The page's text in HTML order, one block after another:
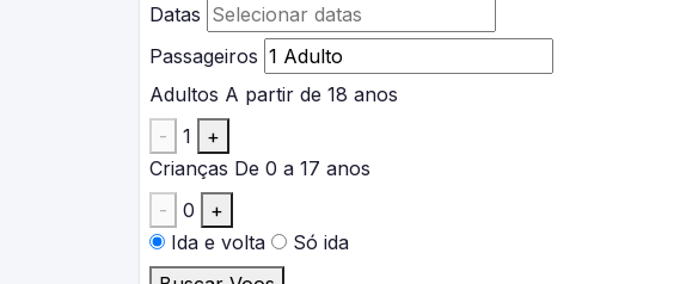
Datas
Passageiros
Adultos A partir de 18 anos
-
1
+
Crianças De 0 a 17 anos
-
0
+
Ida e volta
Só ida